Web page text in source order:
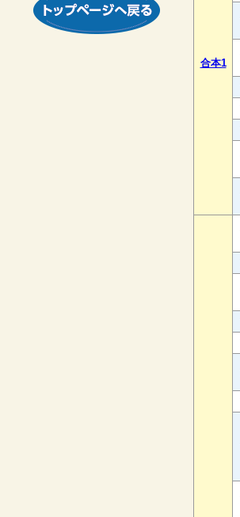
合本1